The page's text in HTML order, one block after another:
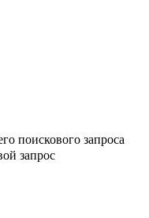
поискового запроса
запрос